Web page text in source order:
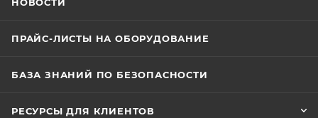
НОВОСТИ
ПРАЙС-ЛИСТЫ НА ОБОРУДОВАНИЕ
БАЗА ЗНАНИЙ ПО БЕЗОПАСНОСТИ
РЕСУРСЫ ДЛЯ КЛИЕНТОВ